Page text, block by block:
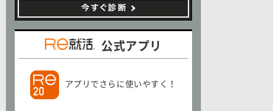
公式アプリ
アプリでさらに使いやすく！